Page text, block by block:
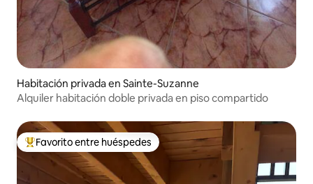
Habitación privada en Sainte-Suzanne
Alquiler habitación doble privada en piso compartido
Favorito entre huéspedes preferido
Favorito entre huéspedes